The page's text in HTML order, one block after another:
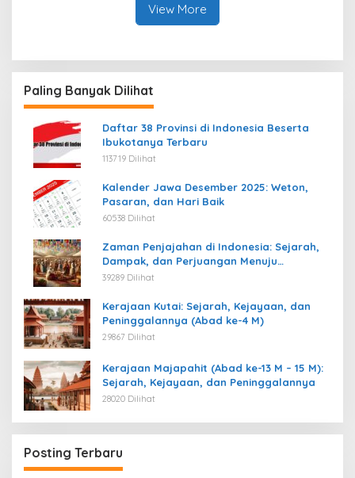
View More
Paling Banyak Dilihat
Daftar 38 Provinsi di Indonesia Beserta
Ibukotanya Terbaru
113719 Dilihat
Kalender Jawa Desember 2025: Weton,
Pasaran, dan Hari Baik
60538 Dilihat
Zaman Penjajahan di Indonesia: Sejarah,
Dampak, dan Perjuangan Menuju
Kemerdekaan
39289 Dilihat
Kerajaan Kutai: Sejarah, Kejayaan, dan
Peninggalannya (Abad ke-4 M)
29867 Dilihat
Kerajaan Majapahit (Abad ke-13 M – 15 M):
Sejarah, Kejayaan, dan Peninggalannya
28020 Dilihat
Posting Terbaru